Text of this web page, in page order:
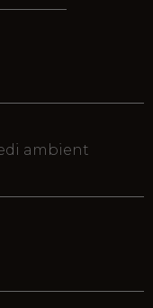
ambient